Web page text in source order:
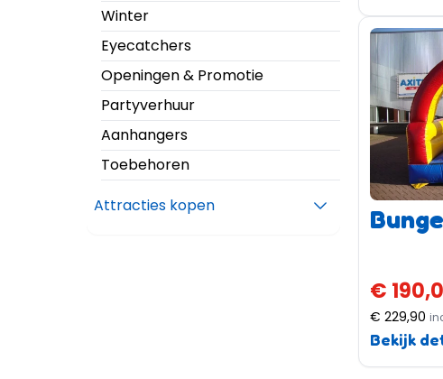
Winter
Eyecatchers
Openingen & Promotie
Partyverhuur
Aanhangers
Toebehoren
Attracties kopen
€
€ 229,90
Bekijk